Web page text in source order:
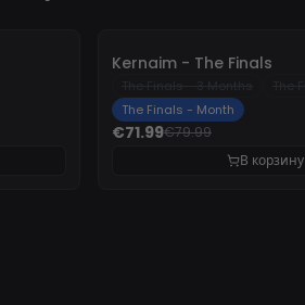
Kernaim - The Finals
The Finals - Month
€71.99€79.99
В корзину